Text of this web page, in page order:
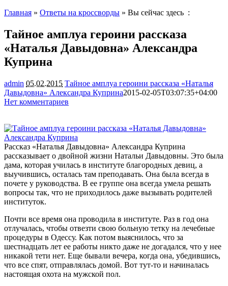
Главная » Ответы на кроссворды » Вы сейчас здесь :
Тайное амплуа героини рассказа
«Наталья Давыдовна» Александра
Куприна
admin 05.02.2015 Тайное амплуа героини рассказа «Наталья
Давыдовна» Александра Куприна2015-02-05T03:07:35+04:00
Нет комментариев
Рассказ «Наталья Давыдовна» Александра Куприна
рассказывает о двойной жизни Натальи Давыдовны. Это была
дама, которая училась в институте благородных девиц, а
выучившись, осталась там преподавать. Она была всегда в
почете у руководства. В ее группе она всегда умела решать
вопросы так, что не приходилось даже вызывать родителей
институток.
Почти все время она проводила в институте. Раз в год она
отлучалась, чтобы отвезти свою больную тетку на лечебные
процедуры в Одессу. Как потом выяснилось, что за
шестнадцать лет ее работы никто даже не догадался, что у нее
никакой тети нет. Еще бывали вечера, когда она, убедившись,
что все спят, отправлялась домой. Вот тут-то и начиналась
настоящая охота на мужской пол.